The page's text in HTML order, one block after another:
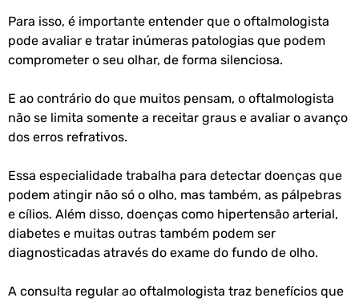
Para isso, é importante entender que o oftalmologista
pode avaliar e tratar inúmeras patologias que podem
comprometer o seu olhar, de forma silenciosa.
E ao contrário do que muitos pensam, o oftalmologista
não se limita somente a receitar graus e avaliar o avanço
dos erros refrativos.
Essa especialidade trabalha para detectar doenças que
podem atingir não só o olho, mas também, as pálpebras
e cílios. Além disso, doenças como hipertensão arterial,
diabetes e muitas outras também podem ser
diagnosticadas através do exame do fundo de olho.
A consulta regular ao oftalmologista traz benefícios que